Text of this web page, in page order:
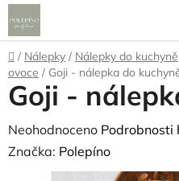
Přejít
na
obsah
Domů
/ Nálepky / Nálepky do kuchyně
ovoce / Goji - nálepka do
Goji -
Průměrné
hodnocení
produktu
Neohodnoceno Podrobnosti
Značka: Polepíno